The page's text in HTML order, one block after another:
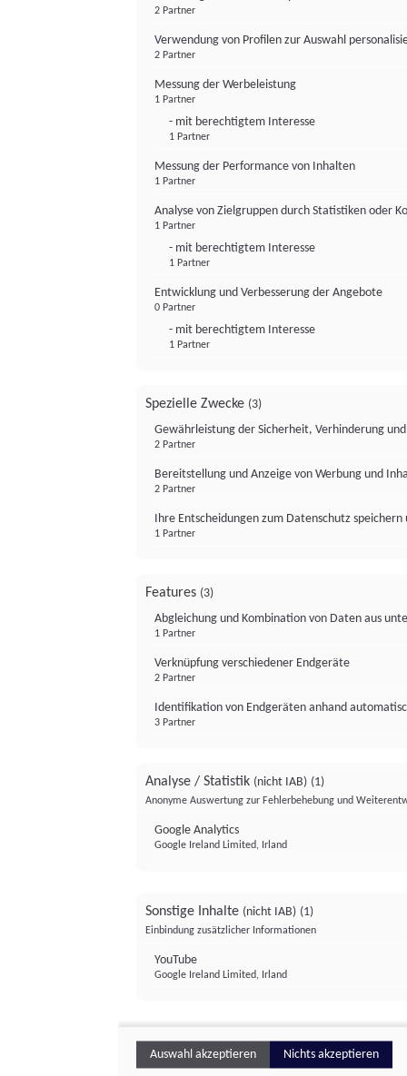
2 Partner
Verwendung von Profilen zur Auswahl
2 Partner
Messung der Werbeleistung
1 Partner
- mit berechtigtem Interesse
1 Partner
Messung der Performance von Inhalten
1 Partner
Analyse von Zielgruppen durch Statistiken oder
1 Partner
- mit berechtigtem Interesse
1 Partner
Entwicklung und Verbesserung der Angebote
0 Partner
- mit berechtigtem Interesse
1 Partner
Spezielle Zwecke (3)
Gewährleistung der Sicherheit, Verhinderung
2 Partner
Bereitstellung und Anzeige von Werbung und
2 Partner
Ihre Entscheidungen zum Datenschutz
1 Partner
Features (3)
Abgleichung und Kombination von Daten aus
1 Partner
Verknüpfung verschiedener Endgeräte
2 Partner
Identifikation von Endgeräten anhand
3 Partner
Analyse / Statistik (nicht IAB) (1)
Anonyme Auswertung zur Fehlerbehebung und
Google Analytics
Google Ireland Limited, Irland
Sonstige Inhalte (nicht IAB) (1)
Einbindung zusätzlicher Informationen
YouTube
Google Ireland Limited, Irland
Auswahl akzeptieren Nichts akzeptieren